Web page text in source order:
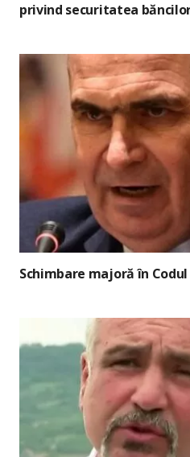
privind securitatea
Schimbare majoră în